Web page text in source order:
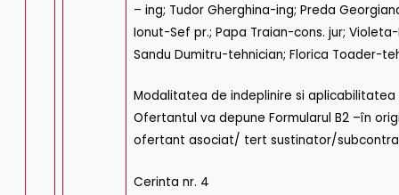
– ing; Tudor Gherghina-ing; Preda
Ionut-Sef pr.; Papa Traian-cons. jur;
Sandu Dumitru-tehnician; Florica Toader-
Modalitatea de indeplinire si
Ofertantul va depune Formularul B2 –în
ofertant asociat/ tert sustinator/
Cerinta nr. 4